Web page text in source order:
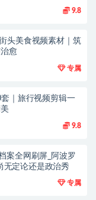
9.8
头美食视频素材｜筑
愈
专属
｜旅行视频剪辑一
9.8
案全网刷屏_阿波罗
无定论还是政治秀
专属